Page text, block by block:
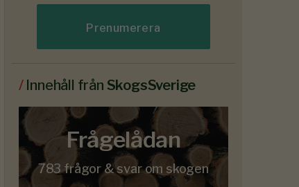
Prenumerera
/ Innehåll från SkogsSverige
Frågelådan
783 frågor & svar om skogen